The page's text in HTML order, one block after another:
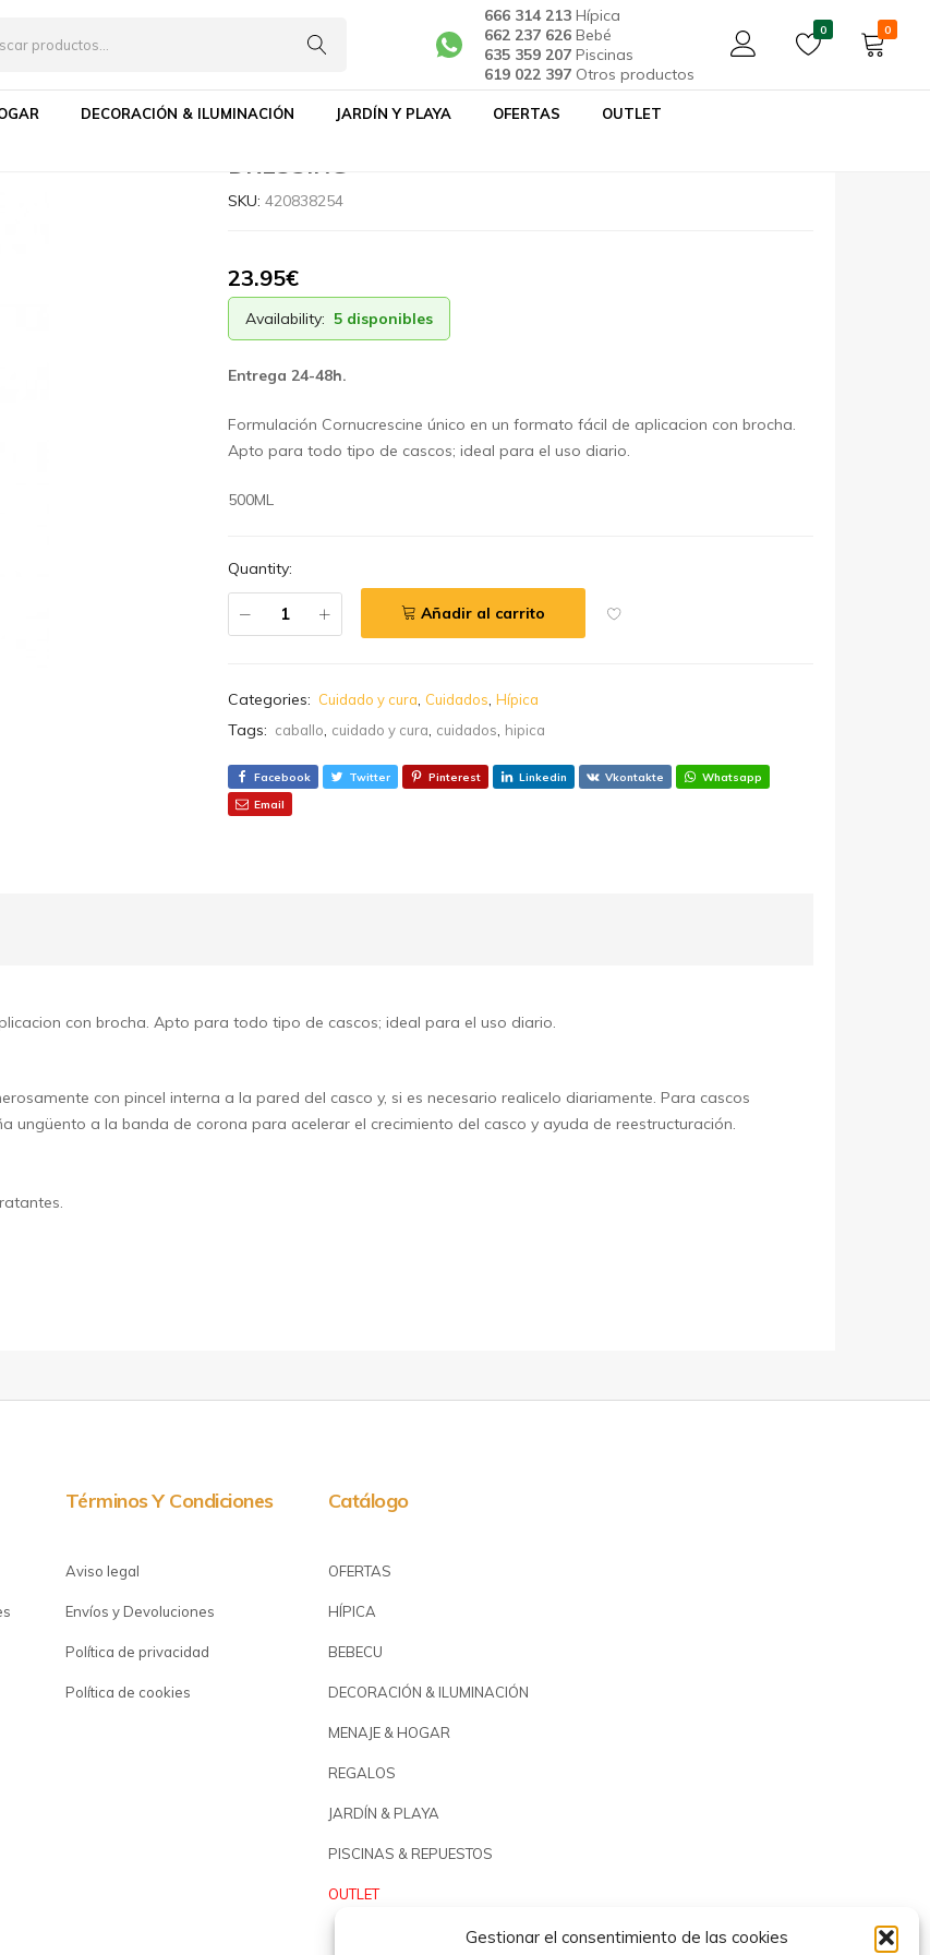
Gestionar el consentimiento de las cookies
666 314 213 Hípica
662 237 626 Bebé
635 359 207 Piscinas
619 022 397 Otros productos
0 0
DECORACIÓN & ILUMINACIÓN JARDÍN Y PLAYA OFERTAS
OUTLET
C&D -CORNICRESCINE HOOF DRESSING
SKU:420838254
23.95€
Availability: 5 disponibles
Entrega 24-48h.
Formulación Cornucrescine único en un formato fácil de aplicacion con brocha.
Apto para todo tipo de cascos; ideal para el uso diario.
500ML
Quantity:
Añadir al carrito
Categories: Cuidado y cura, Cuidados,Hípica
Tags: caballo, cuidado y cura, cuidados, hipica
Facebook Twitter Pinterest Linkedin Vkontakte
Whatsapp
Email
con brocha. Apto para todo tipo de cascos; ideal para el uso diario.
con pincel interna a la pared del casco y, si es necesario realicelo diariamente. Para cascos
ungüento a la banda de corona para acelerar el crecimiento del casco y ayuda de reestructuración.
Términos Y Condiciones
Aviso legal
Envíos y Devoluciones
Política de privacidad
Política de cookies
Catálogo
OFERTAS
HÍPICA
BEBECU
DECORACIÓN & ILUMINACIÓN
MENAJE & HOGAR
REGALOS
JARDÍN & PLAYA
PISCINAS & REPUESTOS
OUTLET